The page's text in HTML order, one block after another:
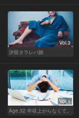
Vol.3
汐留タラレバ娘
Vol.1
Age,32 年収上がらなくて。